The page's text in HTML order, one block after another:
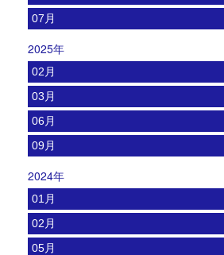
07月
2025年
02月
03月
06月
09月
2024年
01月
02月
05月